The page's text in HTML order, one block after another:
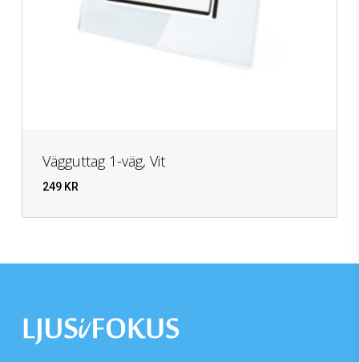
Vägguttag 1-väg, Vit
249 KR